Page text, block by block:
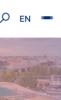
EN